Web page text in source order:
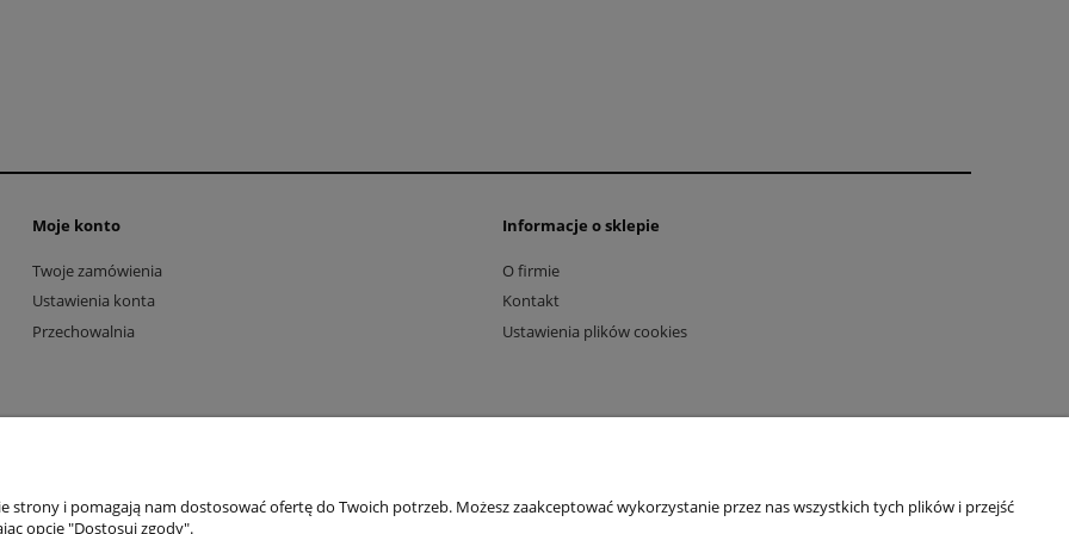
Moje konto
Twoje zamówienia
Ustawienia konta
Przechowalnia
Informacje o sklepie
O firmie
Kontakt
Ustawienia plików cookies
strony i pomagają nam dostosować ofertę do Twoich potrzeb. Możesz zaakceptować wykorzystanie przez nas wszystkich tych plików i przejść
opcję "Dostosuj zgody".